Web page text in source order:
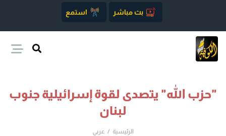
بث مباشر استمع
"حزب الله" يتصدى لقوة إسرائيلية جنوب
لبنان
الرئيسية عربي